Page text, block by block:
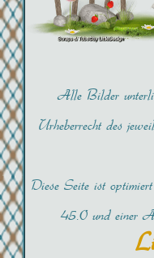
Alle Bilder
Urheberrecht des
Diese Seite ist
45.0 und einer